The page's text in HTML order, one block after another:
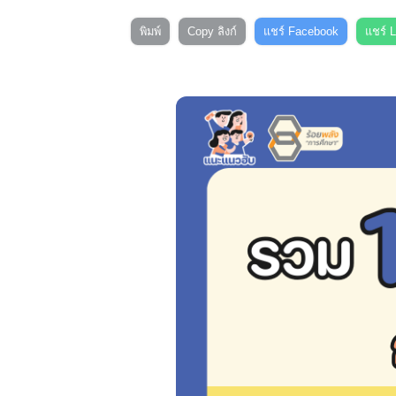
พิมพ์ Copy ลิงก์ แชร์ Facebook แชร์